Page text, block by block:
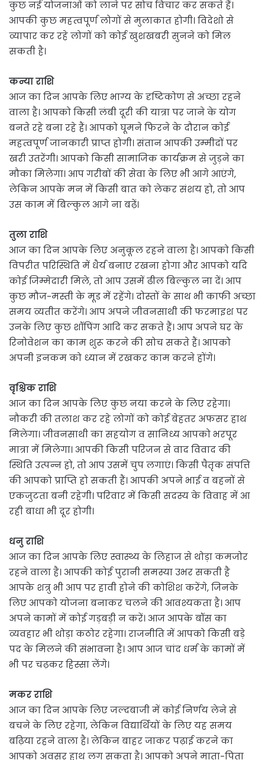
कुछ नई योजनाओं को लाने पर सोच विचार कर सकते हैं।
आपकी कुछ महत्वपूर्ण लोगों से मुलाकात होगी। विदेशो से
व्यापार कर रहे लोगों को कोई खुशखबरी सुनने को मिल
सकती है।
कन्या राशि
आज का दिन आपके लिए भाग्य के दृष्टिकोण से अच्छा रहने
वाला है। आपको किसी लंबी दूरी की यात्रा पर जाने के योग
बनते रहे बना रहे हैं। आपको घूमने फिरने के दौरान कोई
महत्वपूर्ण जानकारी प्राप्त होगी। संतान आपकी उम्मीदों पर
खरी उतरेंगी। आपको किसी सामाजिक कार्यक्रम से जुड़ने का
मौका मिलेगा। आप गरीबों की सेवा के लिए भी आगे आएंगे,
लेकिन आपके मन में किसी बात को लेकर संशय हो, तो आप
उस काम में बिल्कुल आगे ना बढ़ें।
तुला राशि
आज का दिन आपके लिए अनुकूल रहने वाला है। आपको किसी
विपरीत परिस्थिति में धैर्य बनाए रखना होगा और आपको यदि
कोई जिम्मेदारी मिले, तो आप उसमें ढील बिल्कुल ना दें। आप
कुछ मौज-मस्ती के मूड में रहेंगे। दोस्तों के साथ भी काफी अच्छा
समय व्यतीत करेंगे। आप अपने जीवनसाथी की फरमाइश पर
उनके लिए कुछ शॉपिंग आदि कर सकते हैं। आप अपने घर के
रिनोवेशन का काम शुरू करने की सोच सकते हैं। आपको
अपनी इनकम को ध्यान में रखकर काम करने होंगे।
वृश्चिक राशि
आज का दिन आपके लिए कुछ नया करने के लिए रहेगा।
नौकरी की तलाश कर रहे लोगों को कोई बेहतर अफसर हाथ
मिलेगा। जीवनसाथी का सहयोग व सानिध्य आपको भरपूर
मात्रा में मिलेगा। आपकी किसी परिजन से वाद विवाद की
स्थिति उत्पन्न हो, तो आप उसमें चुप लगाएं। किसी पैतृक संपत्ति
की आपको प्राप्ति हो सकती हैं। आपकी अपने भाई व बहनों से
एकजुटता बनी रहेगी। परिवार में किसी सदस्य के विवाह में आ
रही बाधा भी दूर होगी।
धनु राशि
आज का दिन आपके लिए स्वास्थ्य के लिहाज से थोड़ा कमजोर
रहने वाला है। आपकी कोई पुरानी समस्या उभर सकती है
आपके शत्रु भी आप पर हावी होने की कोशिश करेंगे, जिनके
लिए आपको योजना बनाकर चलने की आवश्यकता है। आप
अपने कामों में कोई गड़बड़ी न करें। आज आपके बॉस का
व्यवहार भी थोड़ा कठोर रहेगा। राजनीति में आपको किसी बड़े
पद के मिलने की संभावना है। आप आज चांद धर्म के कामों में
भी पर चढ़कर हिस्सा लेंगे।
मकर राशि
आज का दिन आपके लिए जल्दबाजी में कोई निर्णय लेने से
बचने के लिए रहेगा, लेकिन विद्यार्थियों के लिए यह समय
बढ़िया रहने वाला है। लेकिन बाहर जाकर पढ़ाई करने का
आपको अवसर हाथ लग सकता है। आपको अपने माता-पिता